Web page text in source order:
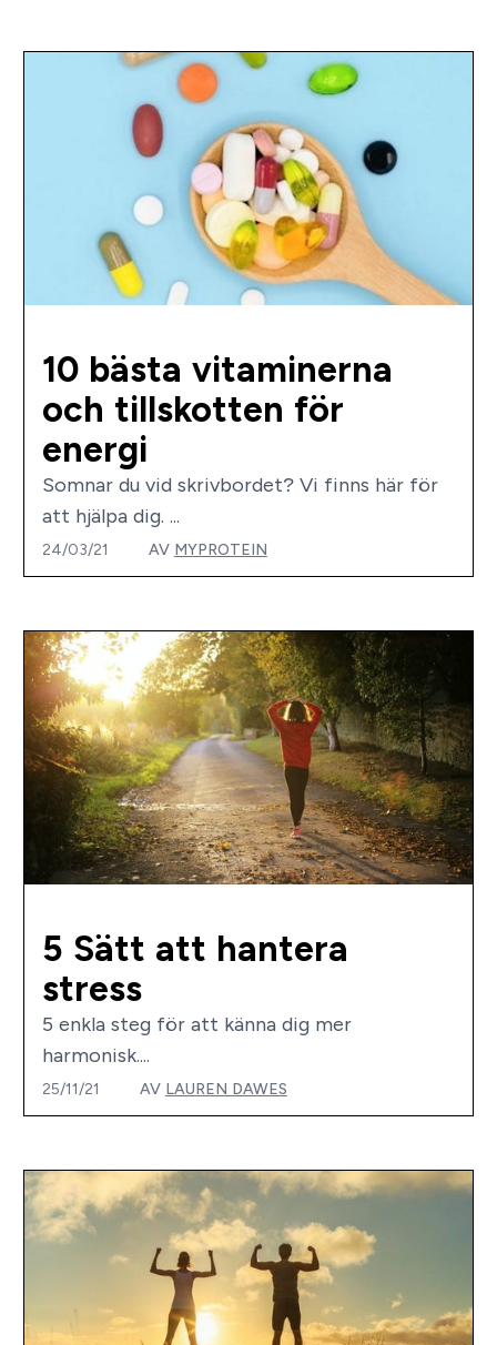
10 bästa vitaminerna
och tillskotten för
energi
Somnar du vid skrivbordet? Vi finns här för
att hjälpa dig. ...
24/03/21 AV MYPROTEIN
5 Sätt att hantera
stress
5 enkla steg för att känna dig mer
harmonisk....
25/11/21 AV LAUREN DAWES